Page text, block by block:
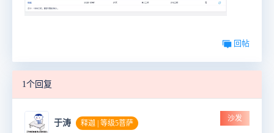
回帖
1个回复
于涛 释迦 | 等级5菩萨
沙发